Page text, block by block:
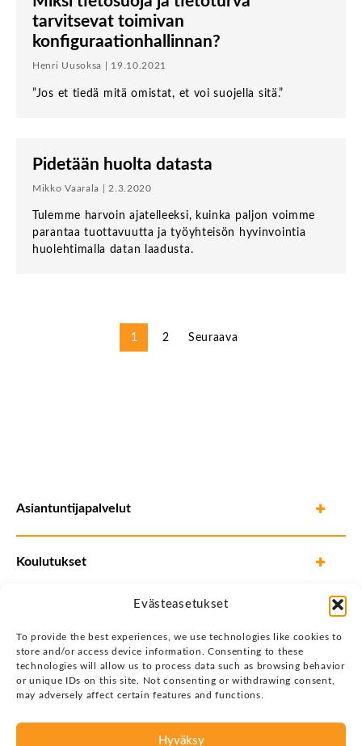
Evästeasetukset
To provide the best experiences, we use technologies like cookies to
store and/or access device information. Consenting to these
technologies will allow us to process data such as browsing behavior
or unique IDs on this site. Not consenting or withdrawing consent,
may adversely affect certain features and functions.
Hyväksy
tarvitsevat toimivan
konfiguraationhallinnan?
Henri Uusoksa | 19.10.2021
”Jos et tiedä mitä omistat, et voi suojella sitä.”
Pidetään huolta datasta
Mikko Vaarala | 2.3.2020
Tulemme harvoin ajatelleeksi, kuinka paljon voimme
parantaa tuottavuutta ja työyhteisön hyvinvointia
huolehtimalla datan laadusta.
1 2 Seuraava
Asiantuntijapalvelut
Koulutukset